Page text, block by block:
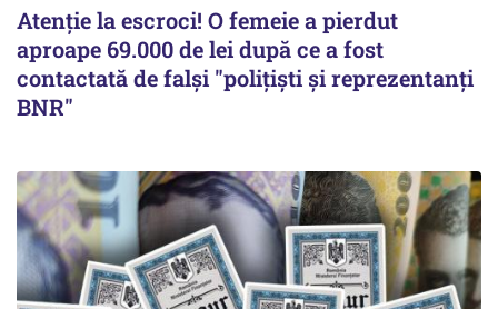
Atenție la escroci! O femeie a pierdut
aproape 69.000 de lei după ce a fost
contactată de falși "polițiști și reprezentanți
BNR"